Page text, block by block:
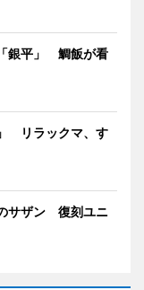
銀平」 鯛飯が看
リラックマ、す
サザン 復刻ユニ